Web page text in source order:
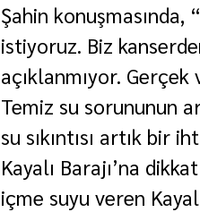
Şahin konuşmasında,
istiyoruz. Biz
açıklanmıyor.
Temiz su sorununun
su sıkıntısı artık bir
Kayalı Barajı’na
içme suyu veren